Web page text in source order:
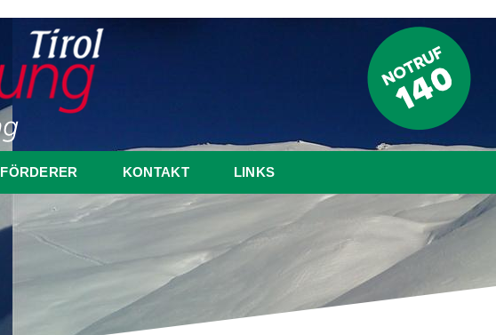
FÖRDERER KONTAKT LINKS